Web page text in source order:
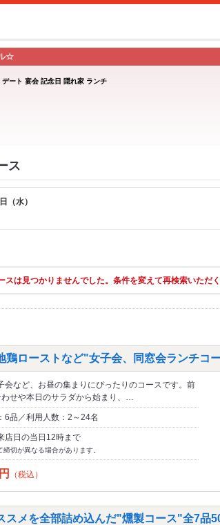
☆
ート 宴会 記念日 隠れ家 ランチ
ス
（水）
は見つかりませんでした。条件を変えて再検索いただ
鶏ローストなど"女子会、同窓会ランチコ
会など、お昼の集まりにぴったりのコースです。前
せや本日のサラダから始まり、…
6品／利用人数：2～24名
店日の当日12時まで
切が異なる場合があります。
円 （税込）
スメを全部詰め込んだ"燻製コース"全7品